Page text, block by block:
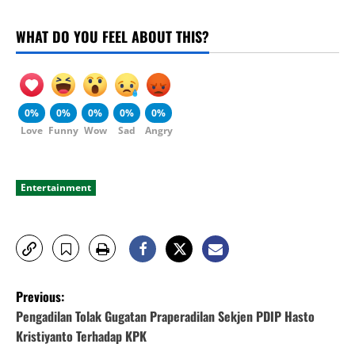
WHAT DO YOU FEEL ABOUT THIS?
0%
Love
0%
Funny
0%
Wow
0%
Sad
0%
Angry
Entertainment
P
o
Previous:
Pengadilan Tolak Gugatan Praperadilan Sekjen PDIP Hasto
Kristiyanto Terhadap KPK